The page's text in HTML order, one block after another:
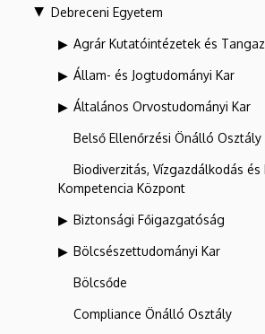
Debreceni Egyetem
Agrár Kutatóintézetek és
Állam- és Jogtudományi Kar
Általános Orvostudományi Kar
Belső Ellenőrzési Önálló Osztály
Biodiverzitás, Vízgazdálkodás
Kompetencia Központ
Biztonsági Főigazgatóság
Bölcsészettudományi Kar
Bölcsőde
Compliance Önálló Osztály